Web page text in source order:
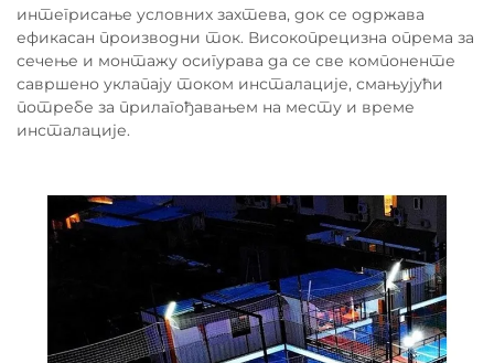
интегрисање условних захтева, док се одржава
ефикасан производни ток. Високопрецизна опрема за
сечење и монтажу осигурава да се све компоненте
савршено уклапају током инсталације, смањујући
потребе за прилагођавањем на месту и време
инсталације.